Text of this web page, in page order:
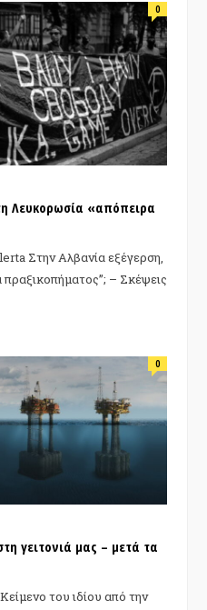
0
Λευκορωσία «απόπειρα
Στην Αλβανία εξέγερση,
– Σκέψεις
0
γειτονιά μας – μετά τα
του ιδίου από την